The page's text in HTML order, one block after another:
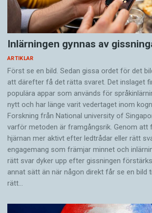
Inlärningen gynnas av
ARTIKLAR
Först se en bild. Sedan gissa ordet för det
att därefter få det rätta svaret. Det inslaget
populära appar som används för
nytt och har länge varit vedertaget inom
Forskning från National university of
varför metoden är framgångsrik. Genom att
hjärnan mer aktivt ­efter ledtrådar eller rätt
engagemang som främjar minnet och
rätt svar dyker upp efter gissningen
annat sätt än när någon direkt får se en bild
rätt…